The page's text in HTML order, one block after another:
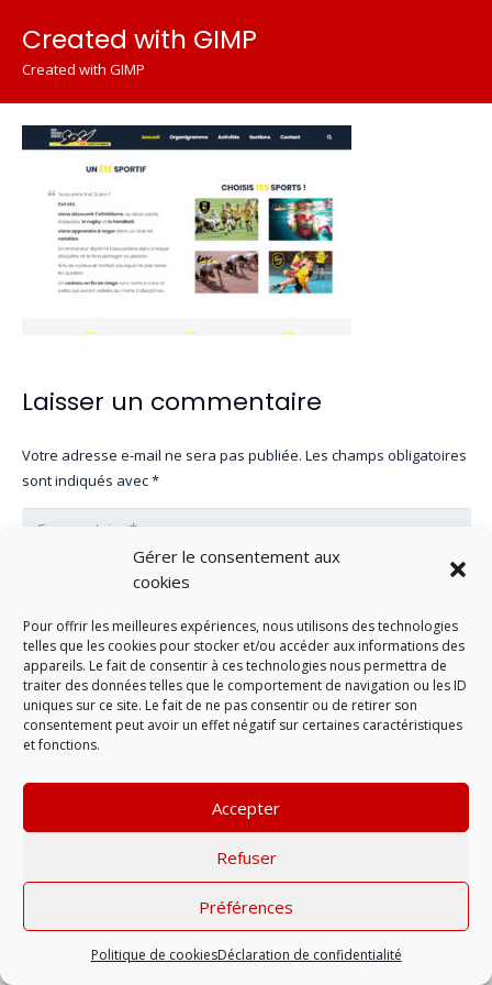
Gérer le consentement aux
cookies
Pour offrir les meilleures expériences, nous utilisons des technologies
telles que les cookies pour stocker et/ou accéder aux informations des
appareils. Le fait de consentir à ces technologies nous permettra de
traiter des données telles que le comportement de navigation ou les ID
uniques sur ce site. Le fait de ne pas consentir ou de retirer son
consentement peut avoir un effet négatif sur certaines caractéristiques
et fonctions.
Accepter
Refuser
Préférences
Politique de cookiesDéclaration de confidentialité
Created with GIMP
Created with GIMP
Laisser un commentaire
Votre adresse e-mail ne sera pas publiée. Les champs obligatoires
sont indiqués avec*
LAISSER UN COMMENTAIRE
| © 2022 |
confidentialité